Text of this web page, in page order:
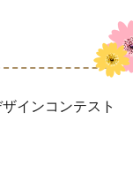
インコンテスト